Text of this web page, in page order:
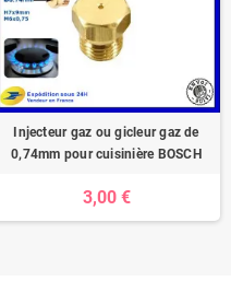
Injecteur gaz ou gicleur gaz de
0,74mm pour cuisinière BOSCH
3,00 €